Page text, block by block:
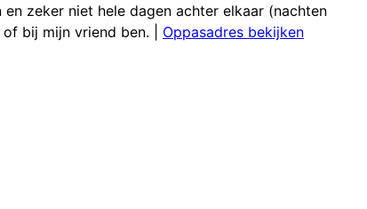
zeker niet hele dagen achter elkaar (nachten
bij mijn vriend ben.
Oppasadres bekijken